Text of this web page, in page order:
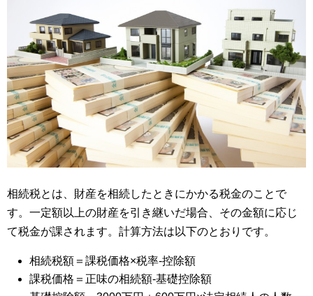
相続税とは、財産を相続したときにかかる税金のことで
す。一定額以上の財産を引き継いだ場合、その金額に応じ
て税金が課されます。計算方法は以下のとおりです。
相続税額＝課税価格×税率-控除額
課税価格＝正味の相続額-基礎控除額